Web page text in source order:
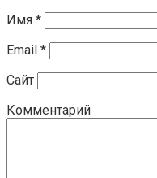
Имя *
Email *
Сайт
Комментарий